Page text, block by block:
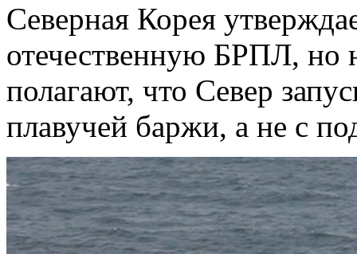
Северная Корея
отечественную БРПЛ, но
полагают, что Север
плавучей баржи, а не с